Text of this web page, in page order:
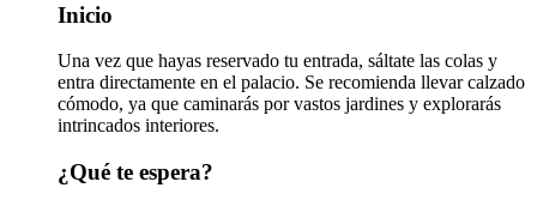
Inicio
Una vez que hayas reservado tu entrada, sáltate las colas y
entra directamente en el palacio. Se recomienda llevar calzado
cómodo, ya que caminarás por vastos jardines y explorarás
intrincados interiores.
¿Qué te espera?